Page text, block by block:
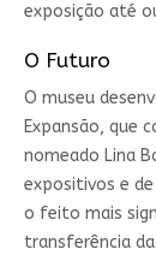
exposição até
O Futuro
O museu
Expansão, que
nomeado Lina
expositivos e
o feito mais
transferência